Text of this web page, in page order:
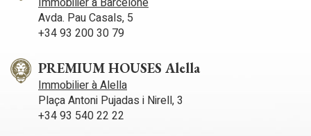
quartier bénéficie d'une situation idéale, à proximité de toutes
les commodités et de la plage. Le centre de Sitges est animé
toute l'année, parfait pour profiter des festivités locales.
Avda. Pau Casals, 5
+34 93 200 30 79
PREMIUM HOUSES Alella
Immobilier à Alella
Plaça Antoni Pujadas i Nirell, 3
+34 93 540 22 22